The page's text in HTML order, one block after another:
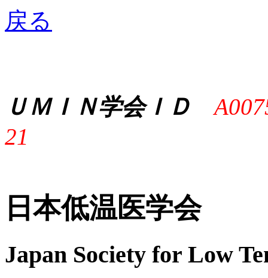
戻る
ＵＭＩＮ学会ＩＤ
21
日本低温医学会
Japan Society for Low